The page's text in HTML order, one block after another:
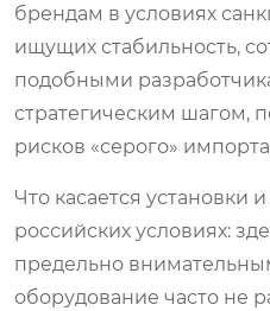
брендам в условиях
ищущих стабильность,
подобными
стратегическим шагом,
рисков «серого»
Что касается установки
российских условиях:
предельно
оборудование часто не